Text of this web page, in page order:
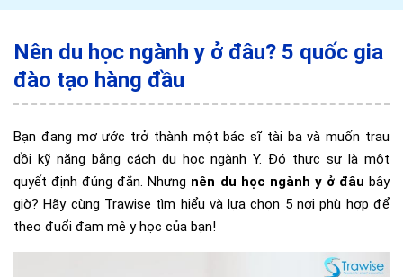
Nên du học ngành y ở đâu? 5 quốc gia
đào tạo hàng đầu
Bạn đang mơ ước trở thành một bác sĩ tài ba và muốn trau
dồi kỹ năng bằng cách du học ngành Y. Đó thực sự là một
quyết định đúng đắn. Nhưng nên du học ngành y ở đâu bây
giờ? Hãy cùng Trawise tìm hiểu và lựa chọn 5 nơi phù hợp để
theo đuổi đam mê y học của bạn!